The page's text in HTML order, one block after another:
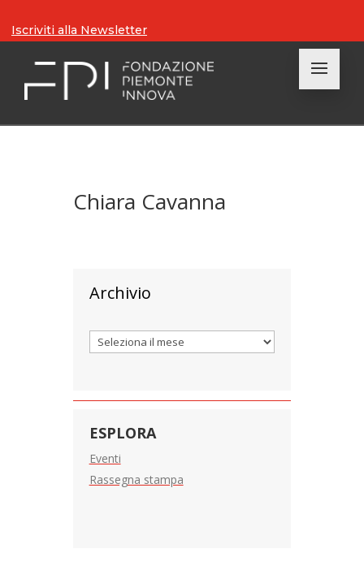
Iscriviti alla Newsletter
Chiara Cavanna
Archivio
Archivi
ESPLORA
Eventi
Rassegna stampa